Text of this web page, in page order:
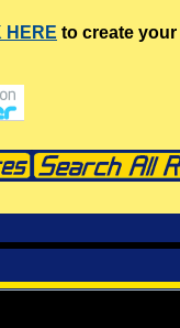
HERE to create